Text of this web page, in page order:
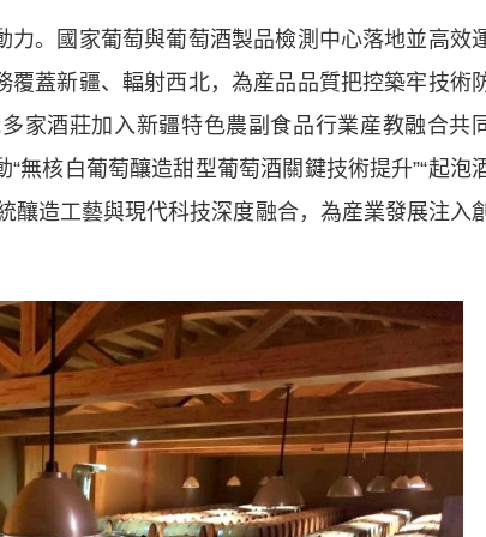
。國家葡萄與葡萄酒製品檢測中心落地並高效
蓋新疆、輻射西北，為産品品質把控築牢技術
家酒莊加入新疆特色農副食品行業産教融合共
無核白葡萄釀造甜型葡萄酒關鍵技術提升”“起泡
釀造工藝與現代科技深度融合，為産業發展注入創